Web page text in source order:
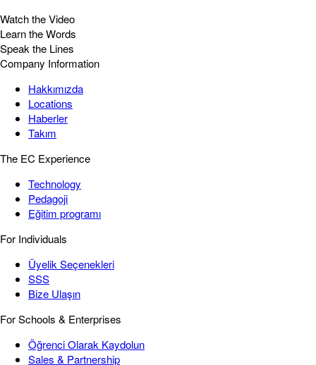
Watch the Video
Learn the Words
Speak the Lines
Company Information
Hakkımızda
Locations
Haberler
Takım
The EC Experience
Technology
Pedagoji
Eğitim programı
For Individuals
Üyelik Seçenekleri
SSS
Bize Ulaşın
For Schools & Enterprises
Öğrenci Olarak Kaydolun
Sales & Partnership